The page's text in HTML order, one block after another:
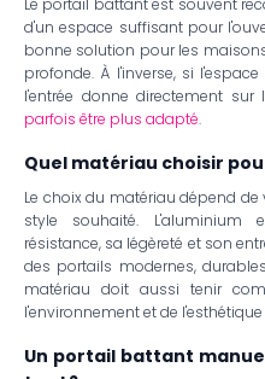
Le portail battant est souvent
d'un espace suffisant pour
bonne solution pour les
profonde. À l'inverse, si
l'entrée donne directement sur
parfois être plus adapté.
Quel matériau choisir
Le choix du matériau dépend
style souhaité.
résistance, sa légèreté et son
des portails modernes,
matériau doit aussi tenir
l'environnement et de
Un portail battant